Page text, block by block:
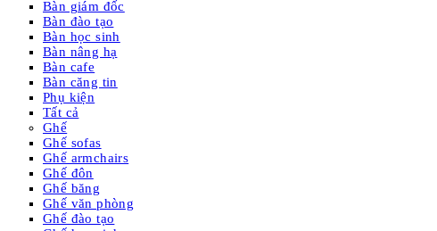
Bàn giám đốc
Bàn đào tạo
Bàn học sinh
Bàn nâng hạ
Bàn cafe
Bàn căng tin
Phụ kiện
Tất cả
Ghế
Ghế sofas
Ghế armchairs
Ghế đôn
Ghế băng
Ghế văn phòng
Ghế đào tạo